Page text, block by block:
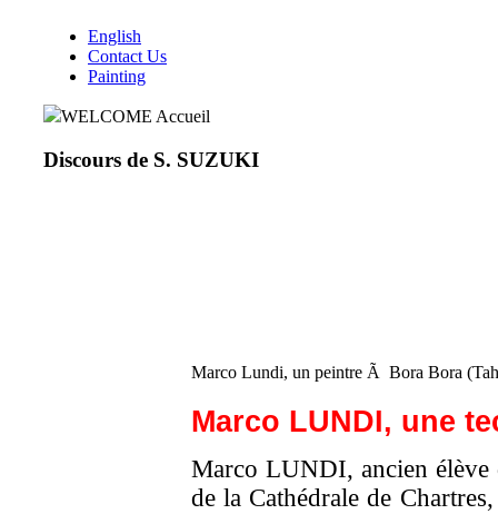
English
Contact Us
Painting
WELCOME Accueil
Discours de S. SUZUKI
Marco Lundi, un peintre Ã Bora Bora
Marco LUNDI, une
Marco LUNDI, ancien élève
de la Cathédrale de